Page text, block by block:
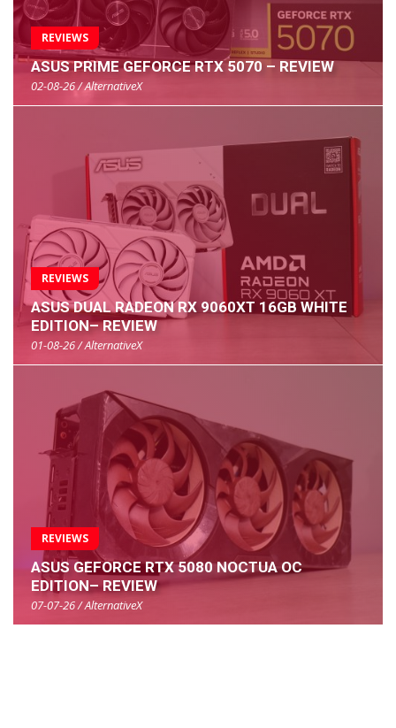
REVIEWS
ASUS PRIME GEFORCE RTX 5070 – REVIEW
02-08-26 / AlternativeX
REVIEWS
ASUS DUAL RADEON RX 9060XT 16GB WHITE
EDITION– REVIEW
01-08-26 / AlternativeX
REVIEWS
ASUS GEFORCE RTX 5080 NOCTUA OC
EDITION– REVIEW
07-07-26 / AlternativeX